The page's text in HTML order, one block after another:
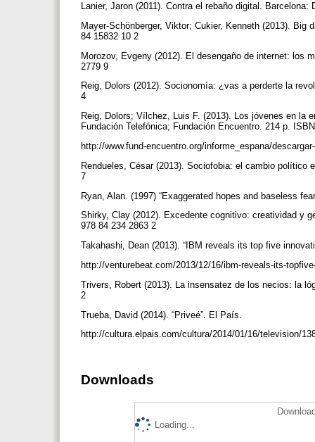
Lanier, Jaron (2011). Contra el rebaño digital.
Mayer-Schönberger, Viktor; Cukier, Kenneth (2013).
84 15832 10 2
Morozov, Evgeny (2012). El desengaño de internet: los
2779 9
Reig, Dolors (2012). Socionomía: ¿vas a perderte la
4
Reig, Dolors; Vílchez, Luis F. (2013). Los jóvenes en la
Fundación Telefónica; Fundación Encuentro. 214 p.
http://www.fund-encuentro.org/informe_espana/
Rendueles, César (2013). Sociofobia: el cambio político
7
Ryan, Alan. (1997) “Exaggerated hopes and baseless
Shirky, Clay (2012). Excedente cognitivo: creatividad y
978 84 234 2863 2
Takahashi, Dean (2013). “IBM reveals its top five
http://venturebeat.com/2013/12/16/ibm-reveals-its-
Trivers, Robert (2013). La insensatez de los necios: la
2
Trueba, David (2014). “Priveé”. El País.
http://cultura.elpais.com/cultura/2014/01/16/television/
Downloads
Loading...